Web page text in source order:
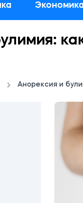
Анорексия и